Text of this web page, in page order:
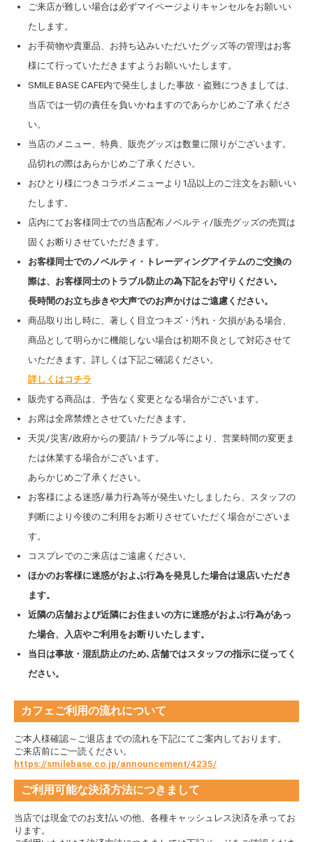
ご来店が難しい場合は必ずマイページよりキャンセルをお願いい
たします。
お手荷物や貴重品、お持ち込みいただいたグッズ等の管理はお客
様にて行っていただきますようお願いいたします。
SMILE BASE CAFE内で発生しました事故・盗難につきましては、
当店では一切の責任を負いかねますのであらかじめご了承くださ
い。
当店のメニュー、特典、販売グッズは数量に限りがございます。
品切れの際はあらかじめご了承ください。
おひとり様につきコラボメニューより1品以上のご注文をお願いい
たします。
店内にてお客様同士での当店配布ノベルティ/販売グッズの売買は
固くお断りさせていただきます。
お客様同士でのノベルティ・トレーディングアイテムのご交換の
際は、お客様同士のトラブル防止の為下記をお守りください。
長時間のお立ち歩きや大声でのお声かけはご遠慮ください。
商品取り出し時に、著しく目立つキズ・汚れ・欠損がある場合、
商品として明らかに機能しない場合は初期不良として対応させて
いただきます。詳しくは下記ご確認ください。
詳しくはコチラ
販売する商品は、予告なく変更となる場合がございます。
お席は全席禁煙とさせていただきます。
天災/災害/政府からの要請/トラブル等により、営業時間の変更ま
たは休業する場合がございます。
あらかじめご了承ください。
お客様による迷惑/暴力行為等が発生いたしましたら、スタッフの
判断により今後のご利用をお断りさせていただく場合がございま
す。
コスプレでのご来店はご遠慮ください。
ほかのお客様に迷惑がおよぶ行為を発見した場合は退店いただき
ます。
近隣の店舗および近隣にお住まいの方に迷惑がおよぶ行為があっ
た場合、入店やご利用をお断りいたします。
当日は事故・混乱防止のため､店舗ではスタッフの指示に従ってく
ださい。
カフェご利用の流れについて
ご本人様確認～ご退店までの流れを下記にてご案内しております。
ご来店前にご一読ください。
https://smilebase.co.jp/announcement/4235/
ご利用可能な決済方法につきまして
当店では現金でのお支払いの他、各種キャッシュレス決済を承ってお
ります。